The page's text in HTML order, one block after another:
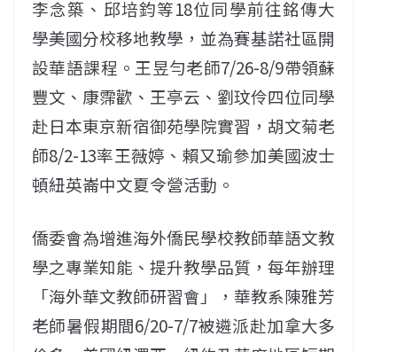
李念築、邱培鈞等18位同學前往銘傳大
學美國分校移地教學，並為賽基諾社區開
設華語課程。王昱勻老師7/26-8/9帶領蘇
豐文、康霈歡、王亭云、劉玟伶四位同學
赴日本東京新宿御苑學院實習，胡文菊老
師8/2-13率王薇婷、賴又瑜參加美國波士
頓紐英崙中文夏令營活動。
僑委會為增進海外僑民學校教師華語文教
學之專業知能、提升教學品質，每年辦理
「海外華文教師研習會」，華教系陳雅芳
老師暑假期間6/20-7/7被遴派赴加拿大多